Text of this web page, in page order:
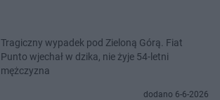
Tragiczny wypadek pod Zieloną Górą. Fiat
Punto wjechał w dzika, nie żyje 54-letni
mężczyzna
dodano 6-6-2026